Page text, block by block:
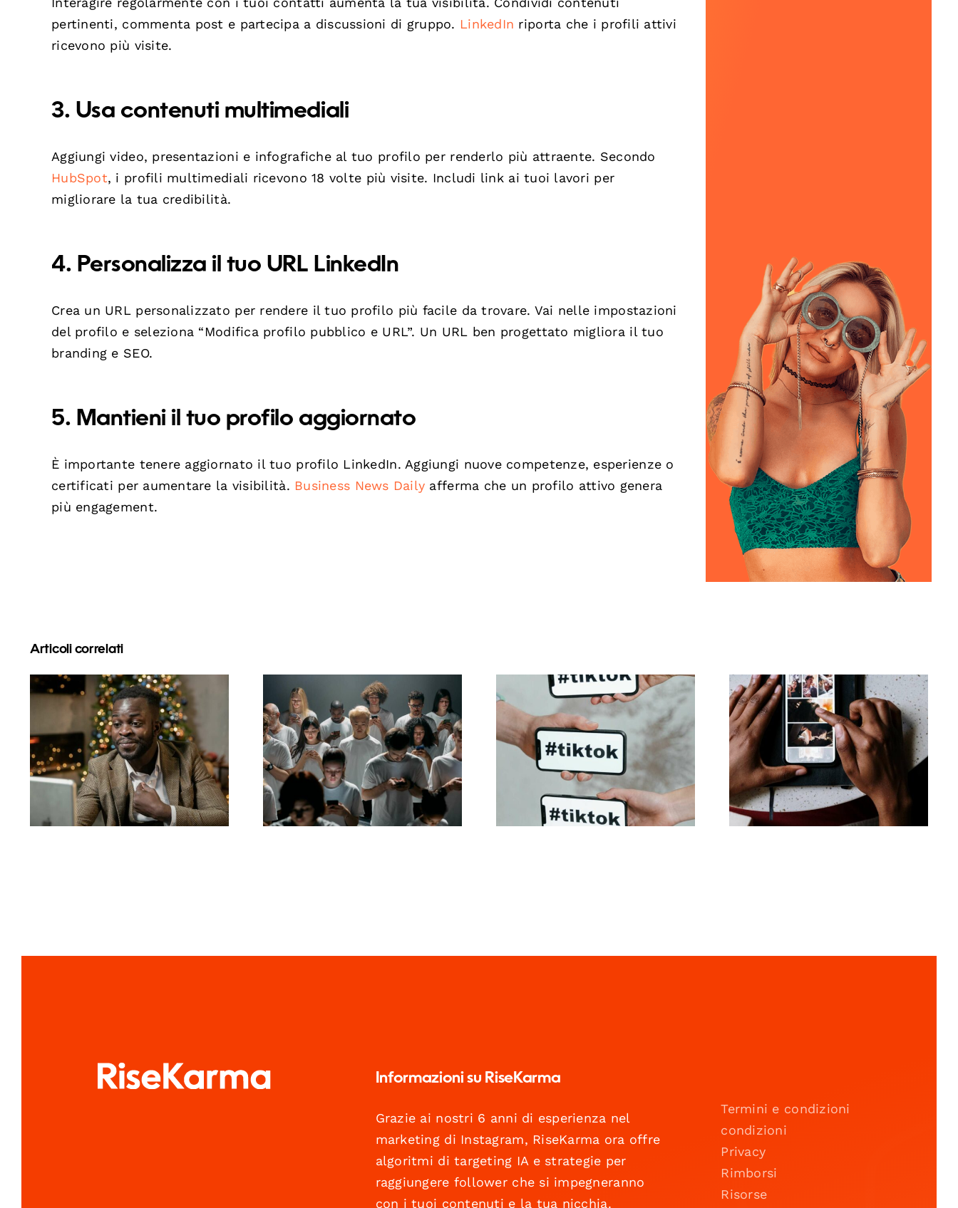
pertinenti, commenta post e partecipa a discussioni di gruppo. LinkedIn riporta che i profili attivi
ricevono più visite.
3. Usa contenuti multimediali
Aggiungi video, presentazioni e infografiche al tuo profilo per renderlo più attraente. Secondo
HubSpot, i profili multimediali ricevono 18 volte più visite. Includi link ai tuoi lavori per
migliorare la tua credibilità.
4. Personalizza il tuo URL LinkedIn
Crea un URL personalizzato per rendere il tuo profilo più facile da trovare. Vai nelle impostazioni
del profilo e seleziona “Modifica profilo pubblico e URL”. Un URL ben progettato migliora il tuo
branding e SEO.
5. Mantieni il tuo profilo aggiornato
È importante tenere aggiornato il tuo profilo LinkedIn. Aggiungi nuove competenze, esperienze o
certificati per aumentare la visibilità. Business News Daily afferma che un profilo attivo genera
più engagement.
Articoli correlati
Come nascondere i
follower su LinkedIn
per proteggere la
privacy
Consigli per creare
annunci Facebook
straordinari che
convertano
Migliori impostazioni
per la privacy di
TikTok nel 2024
Le migliori app per
animare foto e
rendere coinvolgenti i
post su Facebook
Informazioni su RiseKarma
Grazie ai nostri 6 anni di esperienza nel
marketing di Instagram, RiseKarma ora offre
algoritmi di targeting IA e strategie per
raggiungere follower che si impegneranno
con i tuoi contenuti e la tua nicchia.
Termini e condizioni
condizioni
Privacy
Rimborsi
Risorse